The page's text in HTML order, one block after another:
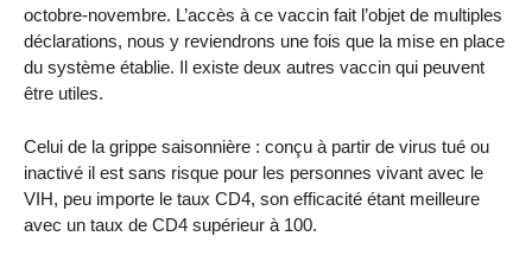
octobre-novembre. L’accès à ce vaccin fait l’objet de multiples
déclarations, nous y reviendrons une fois que la mise en place
du système établie. Il existe deux autres vaccin qui peuvent
être utiles.
Celui de la grippe saisonnière : conçu à partir de virus tué ou
inactivé il est sans risque pour les personnes vivant avec le
VIH, peu importe le taux CD4, son efficacité étant meilleure
avec un taux de CD4 supérieur à 100.